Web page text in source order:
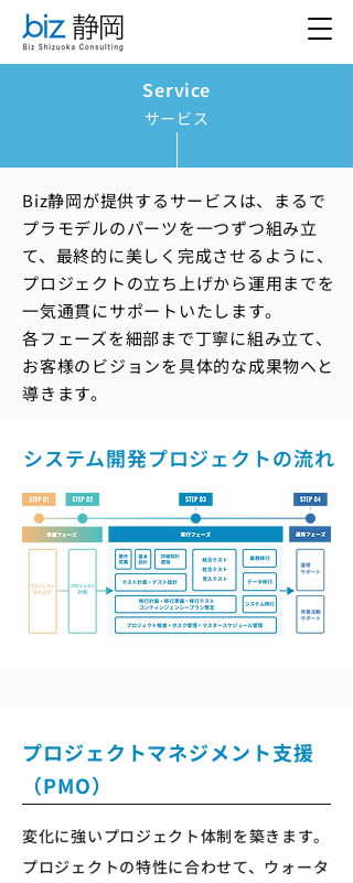
Service
サービス
Biz静岡が提供するサービスは、まるで
プラモデルのパーツを一つずつ組み立
て、最終的に美しく完成させるように、
プロジェクトの立ち上げから運用までを
一気通貫にサポートいたします。
各フェーズを細部まで丁寧に組み立て、
お客様のビジョンを具体的な成果物へと
導きます。
システム開発プロジェクトの流れ
プロジェクトマネジメント支援
（PMO）
変化に強いプロジェクト体制を築きます。
プロジェクトの特性に合わせて、ウォータ